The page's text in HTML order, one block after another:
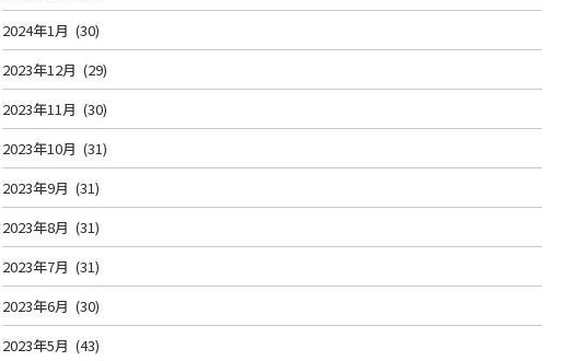
2024年1月 (30)
2023年12月 (29)
2023年11月 (30)
2023年10月 (31)
2023年9月 (31)
2023年8月 (31)
2023年7月 (31)
2023年6月 (30)
2023年5月 (43)